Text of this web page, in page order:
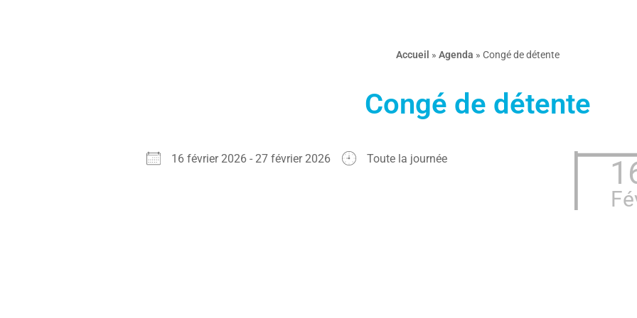
Accueil » Agenda » Congé de détente
Congé de détente
16 février 2026 - 27 février 2026 Toute la journée